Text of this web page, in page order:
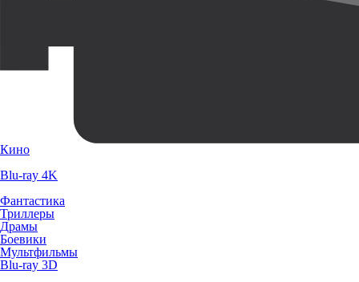
Кино
Blu-ray 4K
Фантастика
Триллеры
Драмы
Боевики
Мультфильмы
Blu-ray 3D